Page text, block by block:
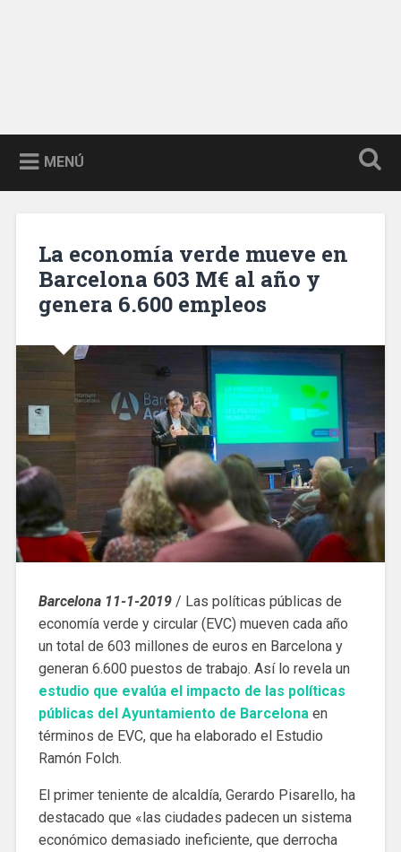
MENÚ
La economía verde mueve en
Barcelona 603 M€ al año y
genera 6.600 empleos
Barcelona 11-1-2019/ Las políticas públicas de
economía verde y circular (EVC) mueven cada año
un total de 603 millones de euros en Barcelona y
generan 6.600 puestos de trabajo. Así lo revela un
estudio que evalúa el impacto de las políticas
públicas del Ayuntamiento de Barcelona en
términos de EVC, que ha elaborado el Estudio
Ramón Folch.
El primer teniente de alcaldía, Gerardo Pisarello, ha
destacado que «las ciudades padecen un sistema
económico demasiado ineficiente, que derrocha